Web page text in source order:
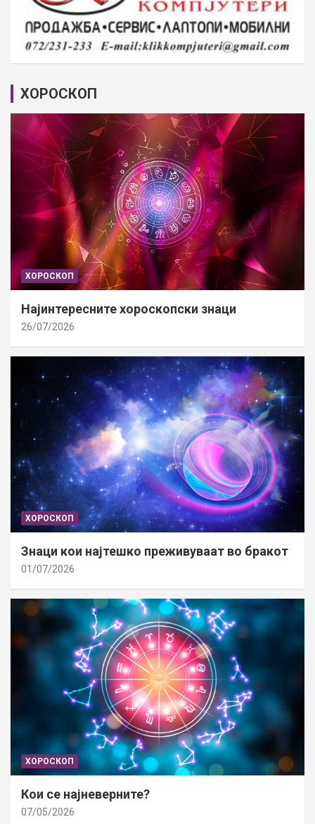
ХОРОСКОП
ХОРОСКОП
Најинтересните хороскопски знаци
26/07/2026
ХОРОСКОП
Знаци кои најтешко преживуваат во бракот
01/07/2026
ХОРОСКОП
Кои се најневерните?
07/05/2026